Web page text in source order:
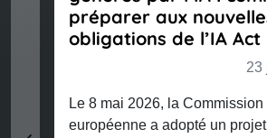
préparer aux
obligations de l’IA Act
23
Le 8 mai 2026, la Commission
européenne a adopté un